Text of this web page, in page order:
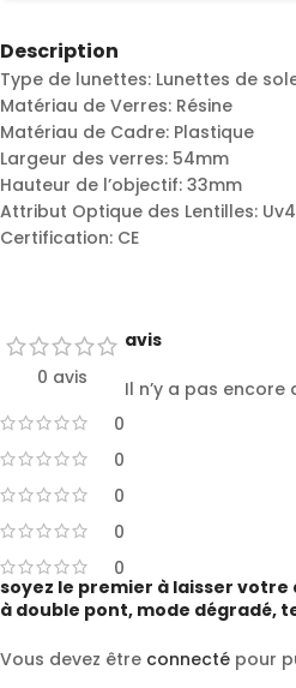
Description
Type de lunettes: Lunettes de
Matériau de Verres: Résine
Matériau de Cadre: Plastique
Largeur des verres: 54mm
Hauteur de l’objectif: 33mm
Attribut Optique des Lentilles:
Certification: CE
0 avis
0
0
0
0
0
avis
Il n’y a pas encore
soyez le premier à laisser votre
à double pont, mode dégradé,
Vous devez être connecté pour